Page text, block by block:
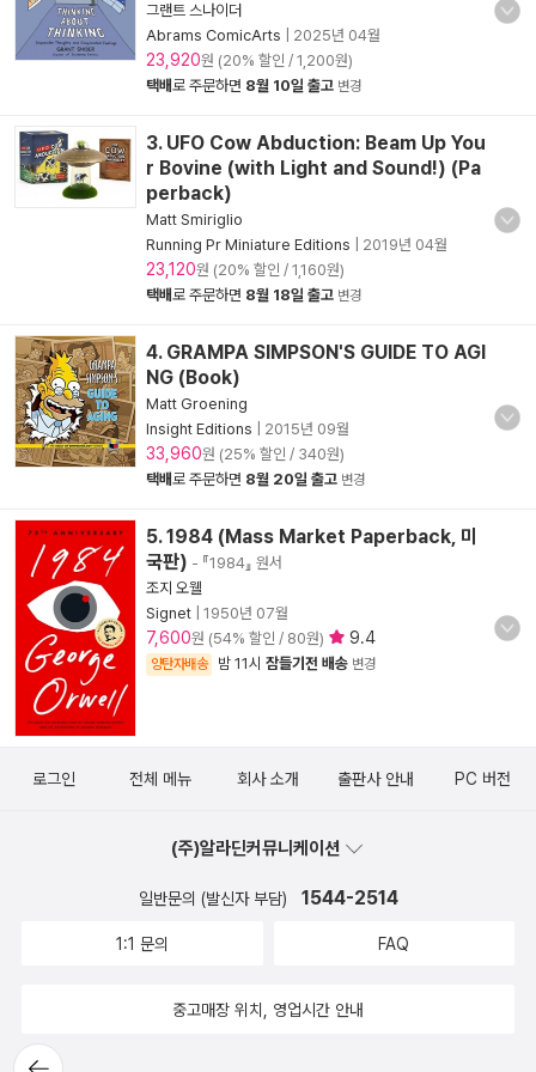
그랜트 스나이더
Abrams ComicArts
2025년 04월
23,920원 (20% 할인 / 1,200원)
택배로 주문하면 8월 10일 출고 변경
3. UFO Cow Abduction: Beam Up You
r Bovine (with Light and Sound!) (Pa
perback)
Matt Smiriglio
Running Pr Miniature Editions
2019년 04월
23,120원 (20% 할인 / 1,160원)
택배로 주문하면 8월 18일 출고 변경
4. GRAMPA SIMPSON'S GUIDE TO AGI
NG (Book)
Matt Groening
Insight Editions
2015년 09월
33,960원 (25% 할인 / 340원)
택배로 주문하면 8월 20일 출고 변경
5. 1984 (Mass Market Paperback, 미
국판) - 『1984』 원서
조지 오웰
Signet
1950년 07월
7,600원 (54% 할인 / 80원) 9.4
양탄자배송 밤 11시 잠들기전 배송 변경
뒤로가
로그인 전체 메뉴 회사 소개 출판사 안내 PC 버전
(주)알라딘커뮤니케이션
일반문의 (발신자 부담) 1544-2514
1:1 문의 FAQ
중고매장 위치, 영업시간 안내